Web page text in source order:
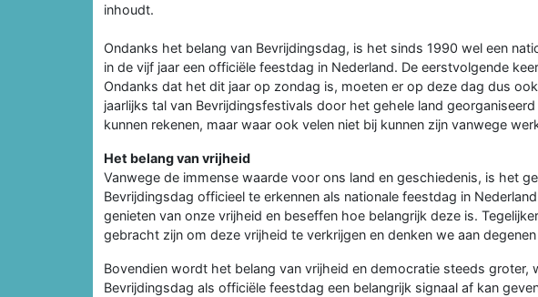
inhoudt.
Ondanks het belang van Bevrijdingsdag, is het sinds 1990 wel een
in de vijf jaar een officiële feestdag in Nederland. De eerstvolgende
Ondanks dat het dit jaar op zondag is, moeten er op deze dag dus
jaarlijks tal van Bevrijdingsfestivals door het gehele land
kunnen rekenen, maar waar ook velen niet bij kunnen zijn vanwege
Het belang van vrijheid
Vanwege de immense waarde voor ons land en geschiedenis, is het
Bevrijdingsdag officieel te erkennen als nationale feestdag in
genieten van onze vrijheid en beseffen hoe belangrijk deze is.
gebracht zijn om deze vrijheid te verkrijgen en denken we aan
Bovendien wordt het belang van vrijheid en democratie steeds groter,
Bevrijdingsdag als officiële feestdag een belangrijk signaal af kan